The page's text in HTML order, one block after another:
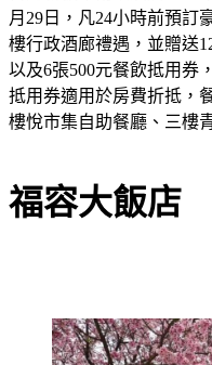
月29日，凡24小時前預訂
樓行政酒廊禮遇，並贈送
以及6張500元餐飲抵用券
抵用券適用於房費折抵，
樓悅市集自助餐廳、三樓
福容大飯店